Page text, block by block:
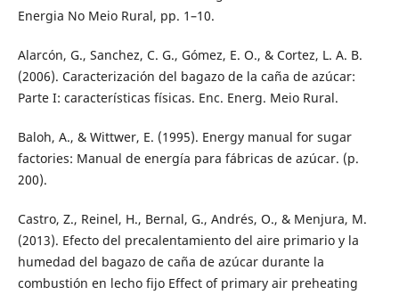
Energia No Meio Rural, pp. 1–10.
Alarcón, G., Sanchez, C. G., Gómez, E. O., & Cortez, L. A. B.
(2006). Caracterización del bagazo de la caña de azúcar:
Parte I: características físicas. Enc. Energ. Meio Rural.
Baloh, A., & Wittwer, E. (1995). Energy manual for sugar
factories: Manual de energía para fábricas de azúcar. (p.
200).
Castro, Z., Reinel, H., Bernal, G., Andrés, O., & Menjura, M.
(2013). Efecto del precalentamiento del aire primario y la
humedad del bagazo de caña de azúcar durante la
combustión en lecho fijo Effect of primary air preheating